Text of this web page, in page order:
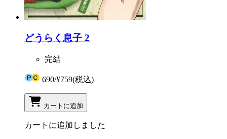
どうらく息子 2
完結
690/¥759(税込)
カートに追加
カートに追加しました